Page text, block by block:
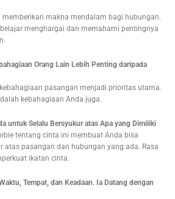
makna mendalam bagi hubungan.
menghargai dan memahami pentingnya
Orang Lain Lebih Penting daripada
pasangan menjadi prioritas utama.
kebahagiaan Anda juga.
untuk Selalu Bersyukur atas Apa yang Dimiliki
tentang cinta ini membuat Anda bisa
atas pasangan dan hubungan yang ada. Rasa
ikatan cinta.
Tempat, dan Keadaan. Ia Datang dengan